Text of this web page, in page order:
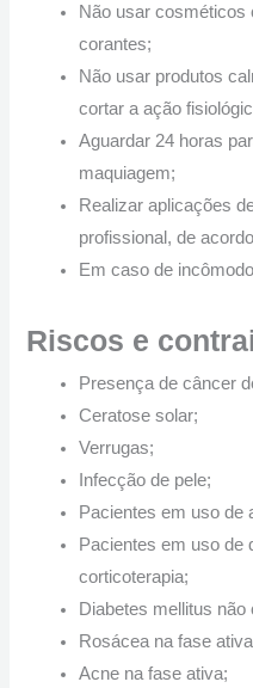
Não usar cosméticos
corantes;
Não usar produtos
cortar a ação
Aguardar 24 horas
maquiagem;
Realizar aplicações
profissional, de
Em caso de
Riscos e
Presença de câncer
Ceratose solar;
Verrugas;
Infecção de pele;
Pacientes em uso de
Pacientes em uso de
corticoterapia;
Diabetes mellitus não
Rosácea na fase
Acne na fase ativa;